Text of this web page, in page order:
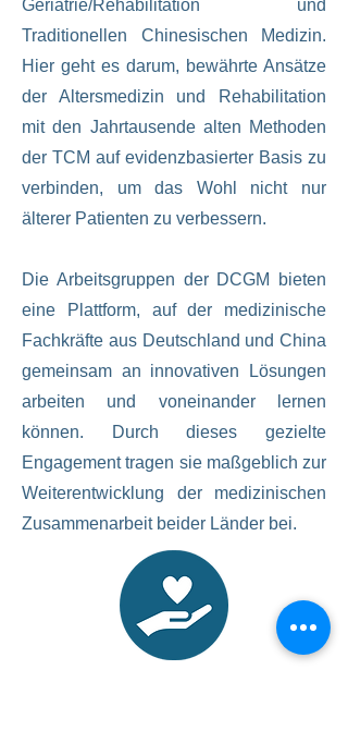
Geriatrie/Rehabilitation und
Traditionellen Chinesischen Medizin.
Hier geht es darum, bewährte Ansätze
der Altersmedizin und Rehabilitation
mit den Jahrtausende alten Methoden
der TCM auf evidenzbasierter Basis zu
verbinden, um das Wohl nicht nur
älterer Patienten zu verbessern.
Die Arbeitsgruppen der DCGM bieten
eine Plattform, auf der medizinische
Fachkräfte aus Deutschland und China
gemeinsam an innovativen Lösungen
arbeiten und voneinander lernen
können. Durch dieses gezielte
Engagement tragen sie maßgeblich zur
Weiterentwicklung der medizinischen
Zusammenarbeit beider Länder bei.